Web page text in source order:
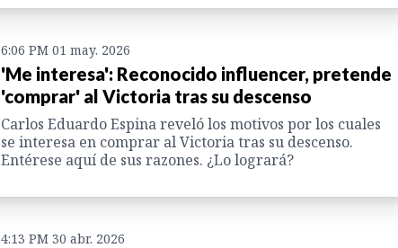
6:06 PM 01 may. 2026
'Me interesa': Reconocido influencer, pretende
'comprar' al Victoria tras su descenso
Carlos Eduardo Espina reveló los motivos por los cuales
se interesa en comprar al Victoria tras su descenso.
Entérese aquí de sus razones. ¿Lo logrará?
4:13 PM 30 abr. 2026